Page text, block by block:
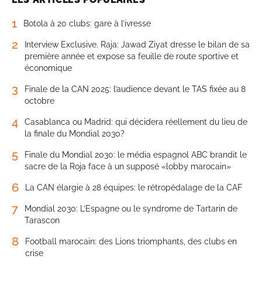
1 Botola à 20 clubs: gare à l’ivresse
2
Interview Exclusive. Raja: Jawad Ziyat dresse le bilan de sa
première année et expose sa feuille de route sportive et
économique
3
Finale de la CAN 2025: l’audience devant le TAS fixée au 8
octobre
4
Casablanca ou Madrid: qui décidera réellement du lieu de
la finale du Mondial 2030?
5
Finale du Mondial 2030: le média espagnol ABC brandit le
sacre de la Roja face à un supposé «lobby marocain»
6 La CAN élargie à 28 équipes: le rétropédalage de la CAF
7
Mondial 2030: L’Espagne ou le syndrome de Tartarin de
Tarascon
8
Football marocain: des Lions triomphants, des clubs en
crise